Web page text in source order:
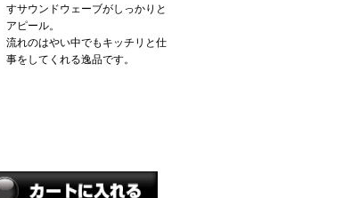
すサウンドウェーブがしっかりと
アピール。
流れのはやい中でもキッチリと仕
事をしてくれる逸品です。